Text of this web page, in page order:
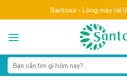
to
Santosa - Lông mày tài
Search
for: